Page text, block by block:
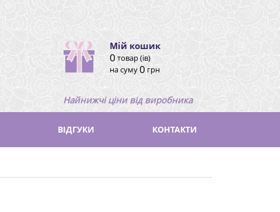
Мій кошик
0 товар (ів)
на суму0 грн
Найнижчі ціни від виробника
ВІДГУКИ КОНТАКТИ